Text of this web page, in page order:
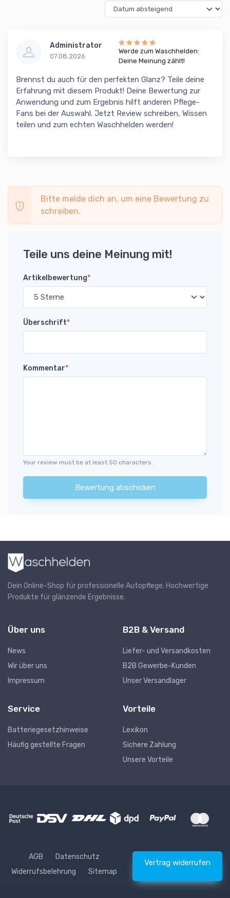
Administrator
07.08.2026
Werde zum Waschhelden:
Deine Meinung zählt!
Brennst du auch für den perfekten Glanz? Teile deine
Erfahrung mit diesem Produkt! Deine Bewertung zur
Anwendung und zum Ergebnis hilft anderen Pflege-
Fans bei der Auswahl. Jetzt Review schreiben, Wissen
teilen und zum echten Waschhelden werden!
Bitte melde dich an, um eine Bewertung zu
schreiben.
Teile uns deine Meinung mit!
Artikelbewertung*
Überschrift*
Kommentar*
Your review must be at least 50 characters.
Bewertung abschicken
Dein Online-Shop für professionelle Autopflege. Hochwertige
Produkte für glänzende Ergebnisse.
Über uns
News
Wir über uns
Impressum
B2B & Versand
Liefer- und Versandkosten
B2B Gewerbe-Kunden
Unser Versandlager
Service
Batteriegesetzhinweise
Häufig gestellte Fragen
Vorteile
Lexikon
Sichere Zahlung
Unsere Vorteile
AGB
Datenschutz
Widerrufsbelehrung
Sitemap
Vertrag widerrufen